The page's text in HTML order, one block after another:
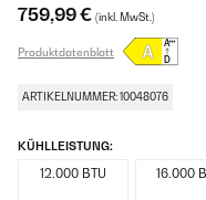
759,99 € (inkl. MwSt.)
Produktdatenblatt
ARTIKELNUMMER: 10048076
KÜHLLEISTUNG:
12.000 BTU 16.000